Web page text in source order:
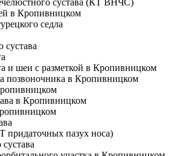
в Кропивницком
седла
сустава
и шеи с разметкой в Кропивницком
позвоночника в Кропивницком
в Кропивницком
придаточных пазух носа)